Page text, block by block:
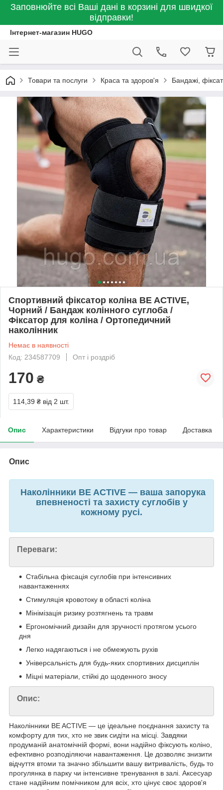
Заповнюйте всі Ваші дані в корзині для швидкої
відправки!
Інтернет-магазин HUGO
Товари та послуги Краса та здоров'я Бандажі,
Спортивний фіксатор коліна BE ACTIVE,
Чорний / Бандаж колінного суглоба /
Фіксатор для коліна / Ортопедичний
наколінник
Немає в наявності
Код: 234587709
Опт і роздріб
170 ₴
114,39 ₴ від 2 шт.
Опис Характеристики Відгуки про товар Доставка
Опис
Наколінники BE ACTIVE — ваша запорука
впевненості та захисту суглобів у
кожному русі.
Переваги:
Стабільна фіксація суглобів при інтенсивних
навантаженнях
Стимуляція кровотоку в області коліна
Мінімізація ризику розтягнень та травм
Ергономічний дизайн для зручності протягом усього
дня
Легко надягаються і не обмежують рухів
Універсальність для будь-яких спортивних дисциплін
Міцні матеріали, стійкі до щоденного зносу
Опис:
Наколінники BE ACTIVE — це ідеальне поєднання захисту та
комфорту для тих, хто не звик сидіти на місці. Завдяки
продуманій анатомічній формі, вони надійно фіксують коліно,
ефективно розподіляючи навантаження. Це дозволяє знизити
відчуття втоми та значно збільшити вашу витривалість, будь то
прогулянка в парку чи інтенсивне тренування в залі. Аксесуар
стане надійним помічником для всіх, хто цінує своє здоров'я